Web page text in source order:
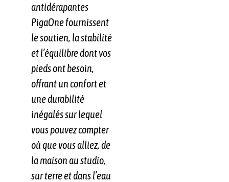
antidérapantes
PigaOne fournissent
le soutien, la stabilité
et l’équilibre dont vos
pieds ont besoin,
offrant un confort et
une durabilité
inégalés sur lequel
vous pouvez compter
où que vous alliez, de
la maison au studio,
sur terre et dans l’eau